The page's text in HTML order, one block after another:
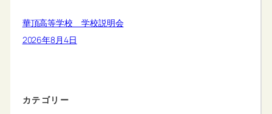
華頂高等学校 学校説明会
2026年8月4日
カテゴリー